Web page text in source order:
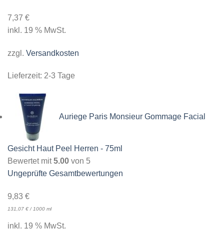
7,37 €
inkl. 19 % MwSt.
zzgl. Versandkosten
Lieferzeit: 2-3 Tage
Auriege Paris Monsieur Gommage Facial
Gesicht Haut Peel Herren - 75ml
Bewertet mit5.00 von 5
Ungeprüfte Gesamtbewertungen
9,83 €
131,07 € / 1000 ml
inkl. 19 % MwSt.